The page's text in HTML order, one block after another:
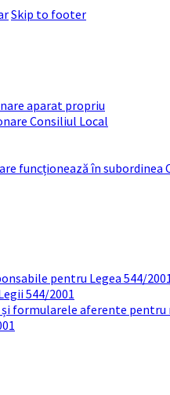
Skip to footer
aparat propriu
Consiliul Local
funcționează în subordinea
pentru Legea 544/
544/2001
formularele aferente